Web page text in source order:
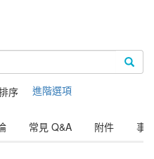
序 進階選項
常見 Q&A 附件 事